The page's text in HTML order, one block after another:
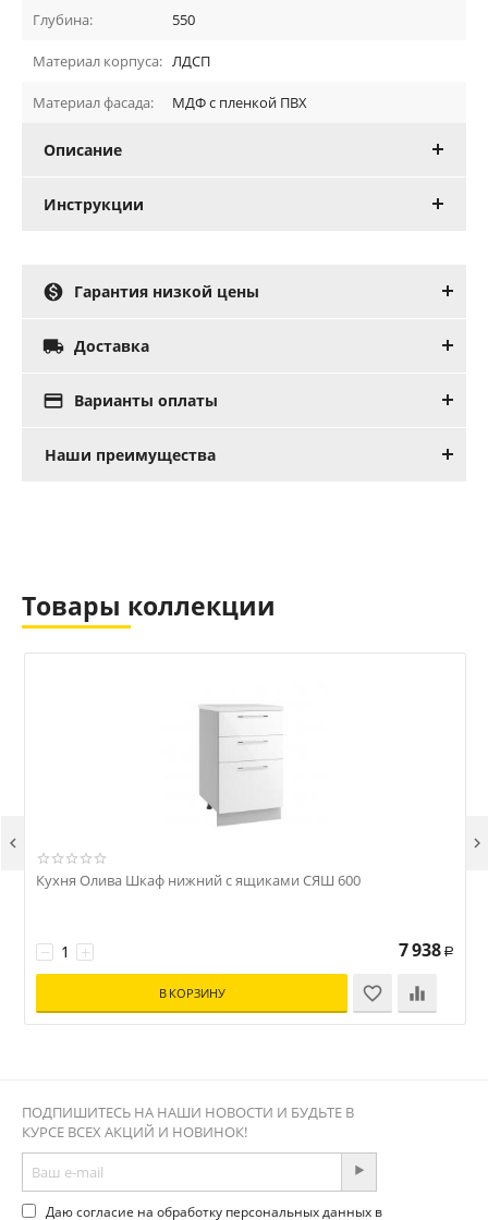
Глубина: 550
Материал корпуса: ЛДСП
Материал фасада: МДФ с пленкой ПВХ
Описание
Инструкции
 Гарантия низкой цены
 Доставка
 Варианты оплаты
Наши преимущества
Товары коллекции
Кухня Олива Шкаф нижний с ящиками СЯШ 600
+
− 7 938 Р
В КОРЗИНУ
 
ПОДПИШИТЕСЬ НА НАШИ НОВОСТИ И БУДЬТЕ В
КУРСЕ ВСЕХ АКЦИЙ И НОВИНОК!
Даю согласие на обработку персональных данных в